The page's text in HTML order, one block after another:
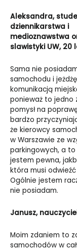
Aleksandra,
dziennikarstwa i
medioznawstwa
slawistyki UW, 20
Sama nie
samochodu i jeżdżę
komunikacją
ponieważ to jedno
pomysł na
bardzo
że kierowcy
w Warszawie ze
parkingowych, a
jestem pewna,
która musi
Ogólnie jestem
nie posiadam.
Janusz,
Moim zdaniem to
samochodów w